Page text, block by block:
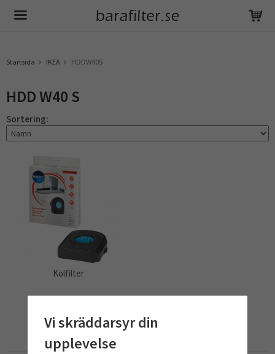
Startsida IKEA HDDW40S
HDD W40 S
Sortering:
Kolfilter
Info Köp
Vi skräddarsyr din
upplevelse